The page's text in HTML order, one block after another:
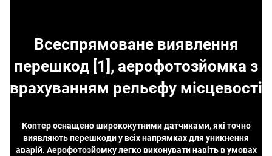
Всеспрямоване виявлення
перешкод [1], аерофотозйомка з
врахуванням рельєфу місцевості
Коптер оснащено ширококутними датчиками, які точно
виявляють перешкоди у всіх напрямках для уникнення
аварій. Аерофотозйомку легко виконувати навіть в умовах